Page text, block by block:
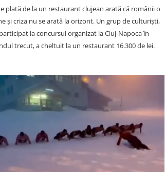
plată de la un restaurant clujean arată că românii o
și criza nu se arată la orizont. Un grup de culturiști,
la concursul organizat la Cluj-Napoca în
trecut, a cheltuit la un restaurant 16.300 de lei.